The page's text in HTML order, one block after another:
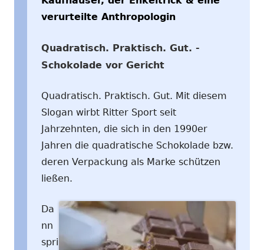
verurteilte Anthropologin
Quadratisch. Praktisch. Gut. -
Schokolade vor Gericht
Quadratisch. Praktisch. Gut. Mit diesem
Slogan wirbt Ritter Sport seit
Jahrzehnten, die sich in den 1990er
Jahren die quadratische Schokolade bzw.
deren Verpackung als Marke schützen
ließen.
Da
nn
spri